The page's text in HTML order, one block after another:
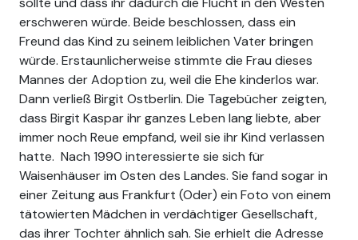
erschweren würde. Beide beschlossen, dass ein
Freund das Kind zu seinem leiblichen Vater bringen
würde. Erstaunlicherweise stimmte die Frau dieses
Mannes der Adoption zu, weil die Ehe kinderlos war.
Dann verließ Birgit Ostberlin. Die Tagebücher zeigten,
dass Birgit Kaspar ihr ganzes Leben lang liebte, aber
immer noch Reue empfand, weil sie ihr Kind verlassen
hatte. Nach 1990 interessierte sie sich für
Waisenhäuser im Osten des Landes. Sie fand sogar in
einer Zeitung aus Frankfurt (Oder) ein Foto von einem
tätowierten Mädchen in verdächtiger Gesellschaft,
das ihrer Tochter ähnlich sah. Sie erhielt die Adresse